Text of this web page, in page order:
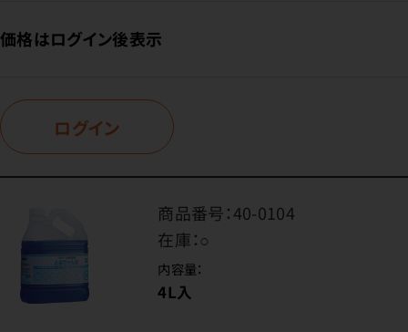
価格はログイン後表示
ログイン
商品番号：40-0104
在庫：○
内容量：
4L入